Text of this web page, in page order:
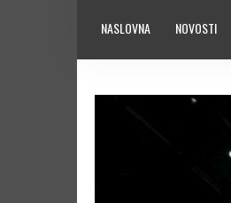
NASLOVNA NOVOSTI